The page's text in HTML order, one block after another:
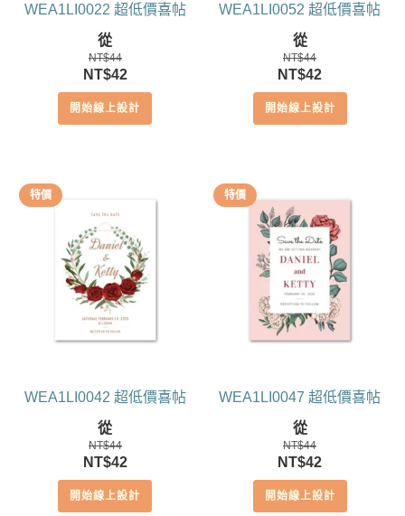
WEA1LI0022 超低價喜帖
從
NT$44
原
始
價
NT$42目
前
價
開始線上設計
WEA1LI0052 超低價喜帖
從
NT$44
原
始
價
NT$42
前
價
開始線上設計
特價
WEA1LI0042 超低價喜帖
從
NT$44
原
始
價
NT$42目
前
價
開始線上設計
特價
WEA1LI0047 超低價喜帖
從
NT$44
原
始
價
NT$42
前
價
開始線上設計